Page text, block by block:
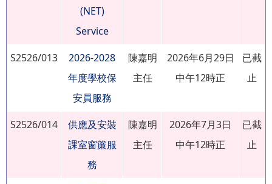
(NET)
Service
S2526/013
2026-2028
年度學校保
安員服務
陳嘉明
主任
2026年6月29日
中午12時正
已截
止
S2526/014
供應及安裝
課室窗簾服
務
陳嘉明
主任
2026年7月3日
中午12時正
已截
止